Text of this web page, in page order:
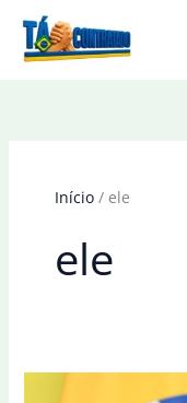
Início ele
ele